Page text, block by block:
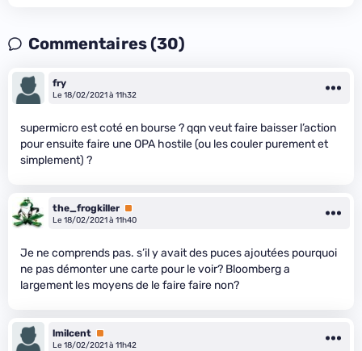
Commentaires (30)
fry
Le 18/02/2021 à 11h32
supermicro est coté en bourse ? qqn veut faire baisser l’action
pour ensuite faire une OPA hostile (ou les couler purement et
simplement) ?
the_frogkiller Premium
Le 18/02/2021 à 11h40
Je ne comprends pas. s’il y avait des puces ajoutées pourquoi
ne pas démonter une carte pour le voir? Bloomberg a
largement les moyens de le faire faire non?
lmilcent Premium
Le 18/02/2021 à 11h42